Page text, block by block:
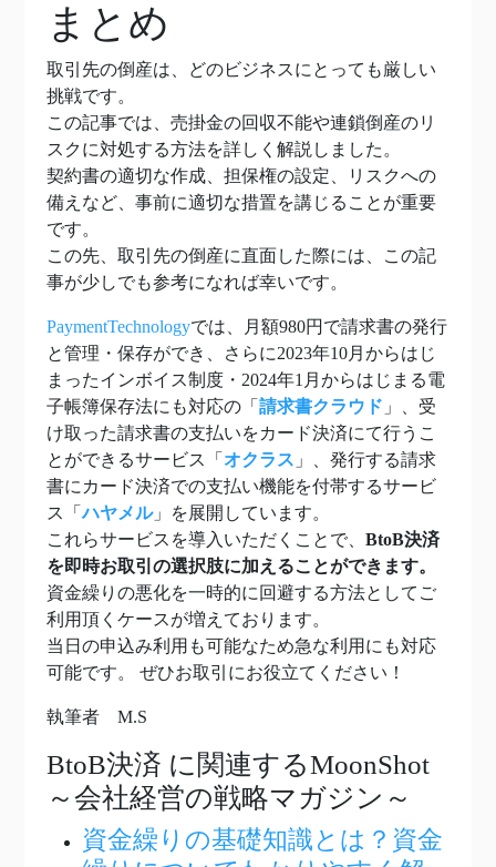
まとめ
取引先の倒産は、どのビジネスにとっても厳しい
挑戦です。
この記事では、売掛金の回収不能や連鎖倒産のリ
スクに対処する方法を詳しく解説しました。
契約書の適切な作成、担保権の設定、リスクへの
備えなど、事前に適切な措置を講じることが重要
です。
この先、取引先の倒産に直面した際には、この記
事が少しでも参考になれば幸いです。
PaymentTechnologyでは、月額980円で請求書の発行
と管理・保存ができ、さらに2023年10月からはじ
まったインボイス制度・2024年1月からはじまる電
子帳簿保存法にも対応の「 請求書クラウド 」、受
け取った請求書の支払いをカード決済にて行うこ
とができるサービス「 オクラス 」、発行する請求
書にカード決済での支払い機能を付帯するサービ
ス「ハヤメル」を展開しています。
これらサービスを導入いただくことで、 BtoB決済
を即時お取引の選択肢に加えることができます。
資金繰りの悪化を一時的に回避する方法としてご
利用頂くケースが増えております。
当日の申込み利用も可能なため急な利用にも対応
可能です。 ぜひお取引にお役立てください！
執筆者 M.S
BtoB決済 に関連するMoonShot
～会社経営の戦略マガジン～
資金繰りの基礎知識とは？資金